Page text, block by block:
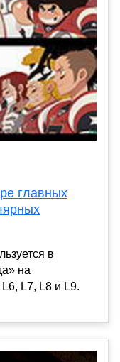
главных
в
на
L7, L8 и L9.